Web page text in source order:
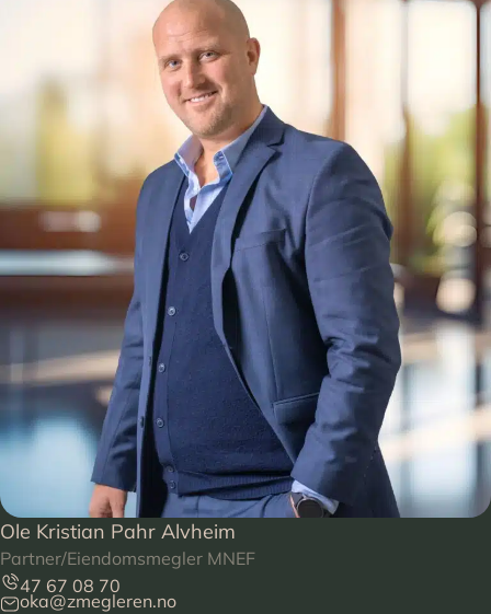
Ole Kristian Pahr Alvheim
Partner/Eiendomsmegler MNEF
47 67 08 70
oka@zmegleren.no